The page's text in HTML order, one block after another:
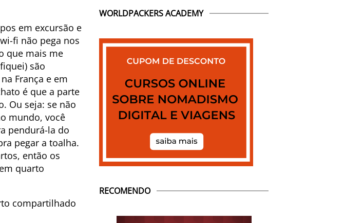
em excursão e
fi não pega nos
que mais me
são
França e em
é que a parte
Ou seja: se não
mundo, você
pendurá-la do
pegar a toalha.
então os
quarto
compartilhado
WORLDPACKERS ACADEMY
RECOMENDO